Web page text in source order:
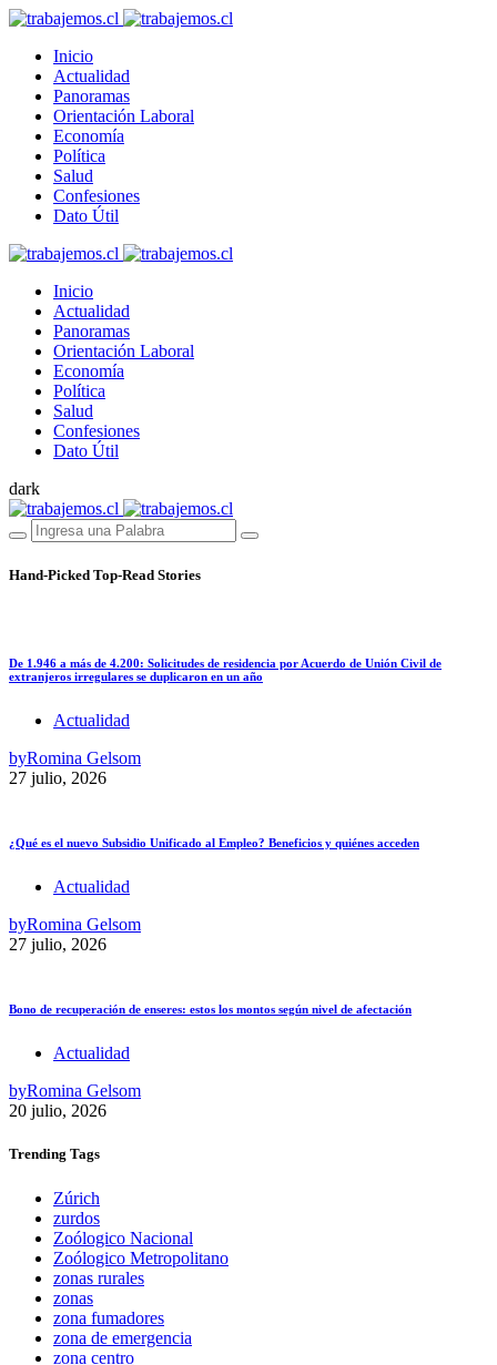
Inicio
Actualidad
Panoramas
Orientación Laboral
Economía
Política
Salud
Confesiones
Dato Útil
Inicio
Actualidad
Panoramas
Orientación Laboral
Economía
Política
Salud
Confesiones
Dato Útil
dark
Hand-Picked Top-Read Stories
De 1.946 a más de 4.200: Solicitudes de residencia por Acuerdo de Unión Civil de
extranjeros irregulares se duplicaron en un año
Actualidad
byRomina Gelsom
27 julio, 2026
¿Qué es el nuevo Subsidio Unificado al Empleo? Beneficios y quiénes acceden
Actualidad
byRomina Gelsom
27 julio, 2026
Bono de recuperación de enseres: estos los montos según nivel de afectación
Actualidad
byRomina Gelsom
20 julio, 2026
Trending Tags
Zúrich
zurdos
Zoólogico Nacional
Zoólogico Metropolitano
zonas rurales
zonas
zona fumadores
zona de emergencia
zona centro